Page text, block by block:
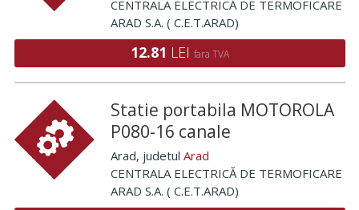
CENTRALA ELECTRICĂ DE TERMOFICARE
ARAD S.A. ( C.E.T.ARAD)
12.81 LEI fara TVA
Statie portabila MOTOROLA
P080-16 canale
Arad, judetul Arad
CENTRALA ELECTRICĂ DE TERMOFICARE
ARAD S.A. ( C.E.T.ARAD)